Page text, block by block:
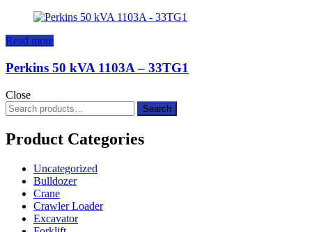
Read more
Perkins 50 kVA 1103A – 33TG1
Close
Search
for:
Search
Product Categories
Uncategorized
Bulldozer
Crane
Crawler Loader
Excavator